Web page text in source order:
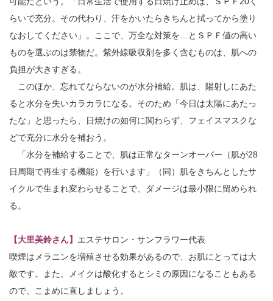
らいで充分。その代わり、汗をかいたらきちんと拭ってから塗り
なおしてください」。ここで、万全な対策を…とＳＰＦ値の高い
ものを選ぶのは禁物だ。紫外線吸収剤を多く含むものは、肌への
負担が大きすぎる。
このほか、忘れてならないのが水分補給。肌は、陽射しにあた
ると水分を失いカラカラになる。そのため「今日は太陽にあたっ
たな」と思ったら、日焼けの如何に関わらず、フェイスマスクな
どで充分に水分を補おう。
「水分を補給することで、肌は正常なターンオーバー（肌が28
日周期で再生する機能）を行います」（同）肌をきちんとしたサ
イクルで生まれ変わらせることで、ダメージは最小限に留められ
る。
【大里美鈴さん】 エステサロン・サンフラワー代表
喫煙はメラニンを増殖させる効果があるので、お肌にとっては大
敵です。また、メイクは酸化するとシミの原因になることもある
ので、こまめに直しましょう。